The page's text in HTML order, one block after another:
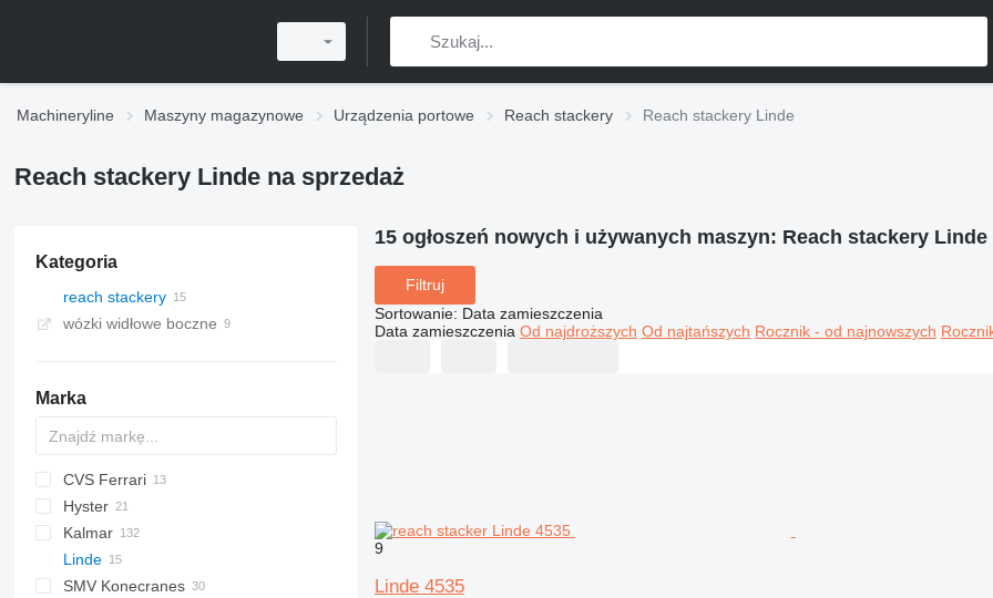
Machineryline Maszyny magazynowe Urządzenia portowe Reach stackery Reach stackery Linde
Reach stackery Linde na sprzedaż
Kategoria
reach stackery
wózki widłowe boczne
Marka
CVS Ferrari
F378
F478
F481
F500
CS
Hyster
RS
Kalmar
DRD
DRF
SMV
Linde
ML1812R
SMV Konecranes
15 ogłoszeń nowych i używanych maszyn: Reach stackery Linde
Filtruj
Sortowanie: Data zamieszczenia
Data zamieszczenia Od najdroższych Od najtańszych Rocznik - od najnowszych
9
Linde 4535